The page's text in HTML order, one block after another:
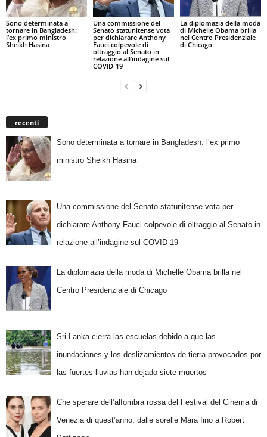
Sono determinata a
tornare in Bangladesh:
l’ex primo ministro
Sheikh Hasina
Una commissione del
Senato statunitense vota
per dichiarare Anthony
Fauci colpevole di
oltraggio al Senato in
relazione all’indagine sul
COVID-19
La diplomazia della moda
di Michelle Obama brilla
nel Centro Presidenziale
di Chicago
recenti
Sono determinata a tornare in Bangladesh: l’ex primo
ministro Sheikh Hasina
Una commissione del Senato statunitense vota per
dichiarare Anthony Fauci colpevole di oltraggio al Senato in
relazione all’indagine sul COVID-19
La diplomazia della moda di Michelle Obama brilla nel
Centro Presidenziale di Chicago
Sri Lanka cierra las escuelas debido a que las
inundaciones y los deslizamientos de tierra provocados por
las fuertes lluvias han dejado siete muertos
Che sperare dell’alfombra rossa del Festival del Cinema di
Venezia di quest’anno, dalle sorelle Mara fino a Robert